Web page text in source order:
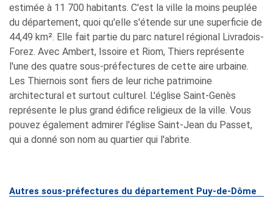
estimée à 11 700 habitants. C'est la ville la moins peuplée
du département, quoi qu'elle s'étende sur une superficie de
44,49 km². Elle fait partie du parc naturel régional Livradois-
Forez. Avec Ambert, Issoire et Riom, Thiers représente
l'une des quatre sous-préfectures de cette aire urbaine.
Les Thiernois sont fiers de leur riche patrimoine
architectural et surtout culturel. L'église Saint-Genès
représente le plus grand édifice religieux de la ville. Vous
pouvez également admirer l'église Saint-Jean du Passet,
qui a donné son nom au quartier qui l'abrite.
Autres sous-préfectures du département Puy-de-Dôme